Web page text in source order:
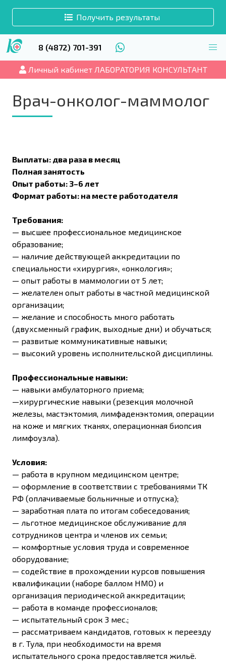
Получить результаты
8 (4872) 701-391
Личный кабинет ЛАБОРАТОРИЯ КОНСУЛЬТАНТ
Врач-онколог-маммолог
Выплаты: два раза в месяц
Полная занятость
Опыт работы: 3–6 лет
Формат работы: на месте работодателя
Требования:
— высшее профессиональное медицинское
образование;
— наличие действующей аккредитации по
специальности «хирургия», «онкология»;
— опыт работы в маммологии от 5 лет;
— желателен опыт работы в частной медицинской
организации;
— желание и способность много работать
(двухсменный график, выходные дни) и обучаться;
— развитые коммуникативные навыки;
— высокий уровень исполнительской дисциплины.
Профессиональные навыки:
— навыки амбулаторного приема;
—хирургические навыки (резекция молочной
железы, мастэктомия, лимфаденэктомия, операции
на коже и мягких тканях, операционная биопсия
лимфоузла).
Условия:
— работа в крупном медицинском центре;
— оформление в соответствии с требованиями ТК
РФ (оплачиваемые больничные и отпуска);
— заработная плата по итогам собеседования;
— льготное медицинское обслуживание для
сотрудников центра и членов их семьи;
— комфортные условия труда и современное
оборудование;
— содействие в прохождении курсов повышения
квалификации (наборе баллом НМО) и
организация периодической аккредитации;
— работа в команде профессионалов;
— испытательный срок 3 мес.;
— рассматриваем кандидатов, готовых к переезду
в г. Тула, при необходимости на время
испытательного срока предоставляется жильё.